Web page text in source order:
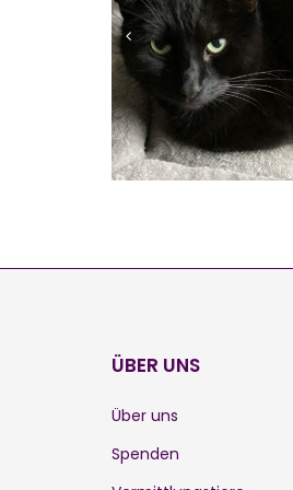
MOGLI
Vermittelt
ÜBER UNS
Über uns
Spenden